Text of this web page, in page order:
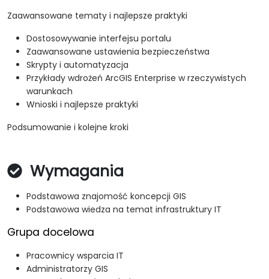
Zaawansowane tematy i najlepsze praktyki
Dostosowywanie interfejsu portalu
Zaawansowane ustawienia bezpieczeństwa
Skrypty i automatyzacja
Przykłady wdrożeń ArcGIS Enterprise w rzeczywistych
warunkach
Wnioski i najlepsze praktyki
Podsumowanie i kolejne kroki
Wymagania
Podstawowa znajomość koncepcji GIS
Podstawowa wiedza na temat infrastruktury IT
Grupa docelowa
Pracownicy wsparcia IT
Administratorzy GIS